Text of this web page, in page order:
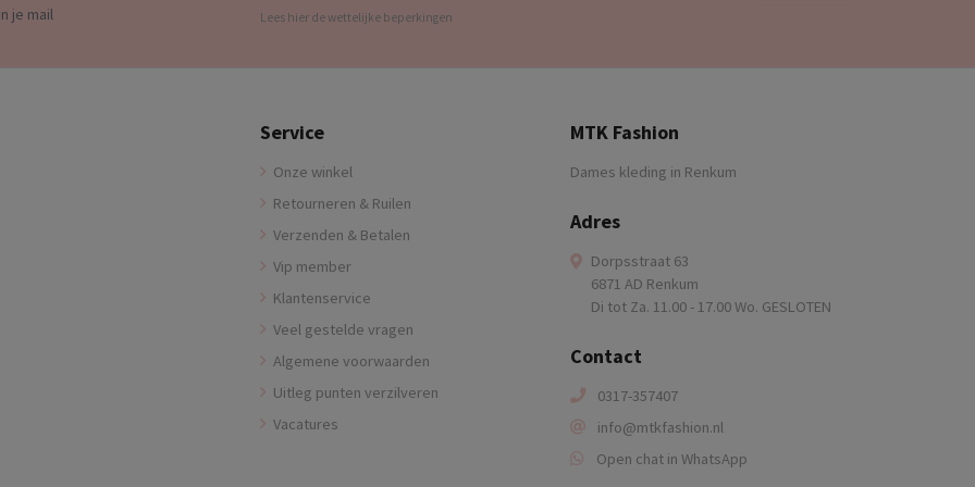
je mail Lees hier de wettelijke beperkingen
Service
Onze winkel
Retourneren & Ruilen
Verzenden & Betalen
Vip member
Klantenservice
Veel gestelde vragen
Algemene voorwaarden
Uitleg punten verzilveren
Vacatures
MTK Fashion
Dames kleding in Renkum
Adres
Dorpsstraat 63
6871 AD Renkum
Di tot Za. 11.00 - 17.00 Wo. GESLOTEN
Contact
0317-357407
info@mtkfashion.nl
Open chat in WhatsApp